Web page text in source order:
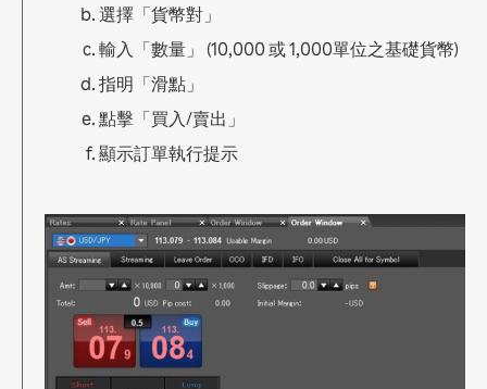
選擇「貨幣對」
輸入「數量」 (10,000 或 1,000單位之基礎貨幣)
指明「滑點」
點擊「買入/賣出」
顯示訂單執行提示